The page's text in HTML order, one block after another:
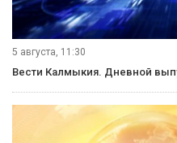
6 августа, 07:36
Вести Калмыкия. Утренний